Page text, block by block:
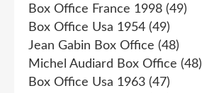
Box Office France 1998 (49)
Box Office Usa 1954 (49)
Jean Gabin Box Office (48)
Michel Audiard Box Office (48)
Box Office Usa 1963 (47)